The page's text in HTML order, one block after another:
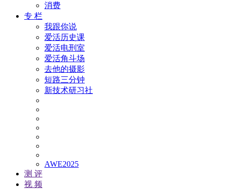
消费
专 栏
我跟你说
爱活历史课
爱活电刑室
爱活角斗场
去他的摄影
短路三分钟
新技术研习社
AWE2025
测 评
视 频